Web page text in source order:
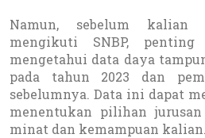
Namun, sebelum kalian
mengikuti SNBP,
mengetahui data daya
pada tahun 2023 dan
sebelumnya. Data ini dapat
menentukan pilihan
minat dan kemampuan kalian.